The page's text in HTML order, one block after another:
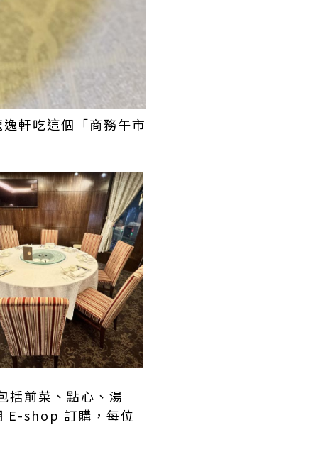
軒吃這個「商務午市
括前菜、點心、湯
E-shop 訂購，每位